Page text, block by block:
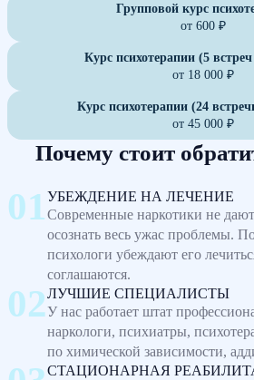
Групповой курс
от 600 ₽
Курс психотерапии (5
от 18 000 ₽
Курс психотерапии (24
от 45 000 ₽
Почему стоит
УБЕЖДЕНИЕ НА ЛЕЧЕНИЕ
Современные наркотики не
осознать весь ужас проблемы.
психологи убеждают его
соглашаются.
ЛУЧШИЕ СПЕЦИАЛИСТЫ
У нас работает штат
наркологи, психиатры,
по химической зависимости,
СТАЦИОНАРНАЯ